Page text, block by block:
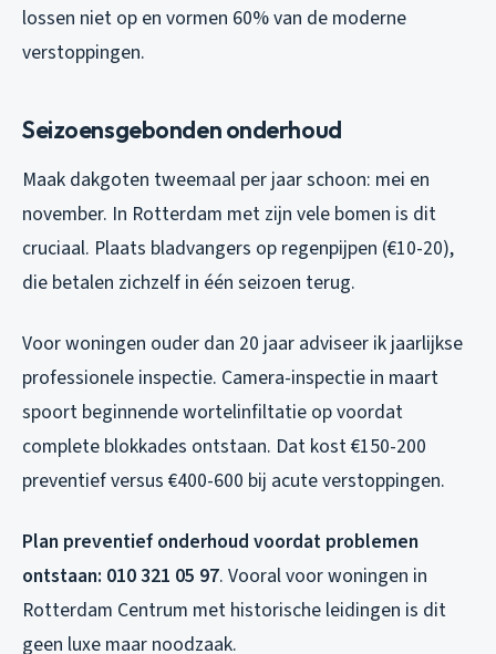
lossen niet op en vormen 60% van de moderne
verstoppingen.
Seizoensgebonden onderhoud
Maak dakgoten tweemaal per jaar schoon: mei en
november. In Rotterdam met zijn vele bomen is dit
cruciaal. Plaats bladvangers op regenpijpen (€10-20),
die betalen zichzelf in één seizoen terug.
Voor woningen ouder dan 20 jaar adviseer ik jaarlijkse
professionele inspectie. Camera-inspectie in maart
spoort beginnende wortelinfiltatie op voordat
complete blokkades ontstaan. Dat kost €150-200
preventief versus €400-600 bij acute verstoppingen.
Plan preventief onderhoud voordat problemen
ontstaan: 010 321 05 97. Vooral voor woningen in
Rotterdam Centrum met historische leidingen is dit
geen luxe maar noodzaak.